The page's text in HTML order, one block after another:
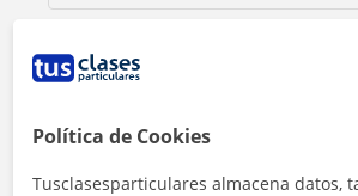
Política de Cookies
Tusclasesparticulares almacena datos,